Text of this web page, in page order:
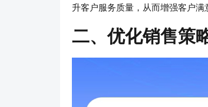
升客户服务质量，从而增强客户满
二、优化销售策